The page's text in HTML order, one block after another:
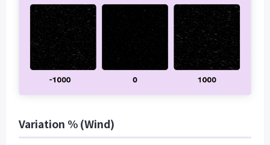
Variation % (Wind)